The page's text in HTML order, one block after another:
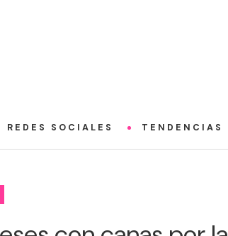
REDES SOCIALES TENDENCIAS